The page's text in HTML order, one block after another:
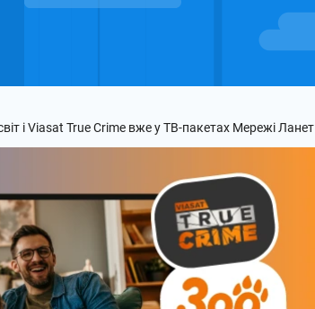
і Viasat True Crime вже у ТВ-пакетах Мережі Ланет